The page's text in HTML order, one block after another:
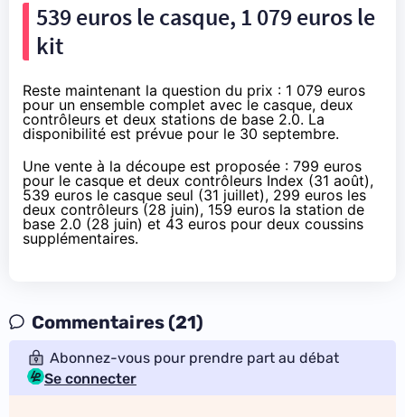
539 euros le casque, 1 079 euros le
kit
Reste maintenant la question du prix : 1 079 euros
pour un ensemble complet avec le casque, deux
contrôleurs et deux stations de base 2.0. La
disponibilité est prévue pour le 30 septembre.
Une vente à la découpe est proposée : 799 euros
pour le casque et deux contrôleurs Index (31 août),
539 euros le casque seul (31 juillet), 299 euros les
deux contrôleurs (28 juin), 159 euros la station de
base 2.0 (28 juin) et 43 euros pour deux coussins
supplémentaires.
Commentaires (21)
Abonnez-vous pour prendre part au débat
Se connecter